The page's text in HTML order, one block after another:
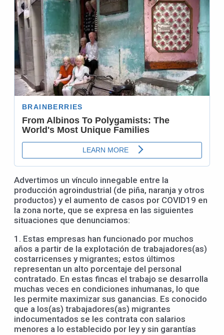
Advertimos un vínculo innegable entre la
producción agroindustrial (de piña, naranja y otros
productos) y el aumento de casos por COVID19 en
la zona norte, que se expresa en las siguientes
situaciones que denunciamos:
1. Estas empresas han funcionado por muchos
años a partir de la explotación de trabajadores(as)
costarricenses y migrantes; estos últimos
representan un alto porcentaje del personal
contratado. En estas fincas el trabajo se desarrolla
muchas veces en condiciones inhumanas, lo que
les permite maximizar sus ganancias. Es conocido
que a los(as) trabajadores(as) migrantes
indocumentados se les contrata con salarios
menores a lo establecido por ley y sin garantías